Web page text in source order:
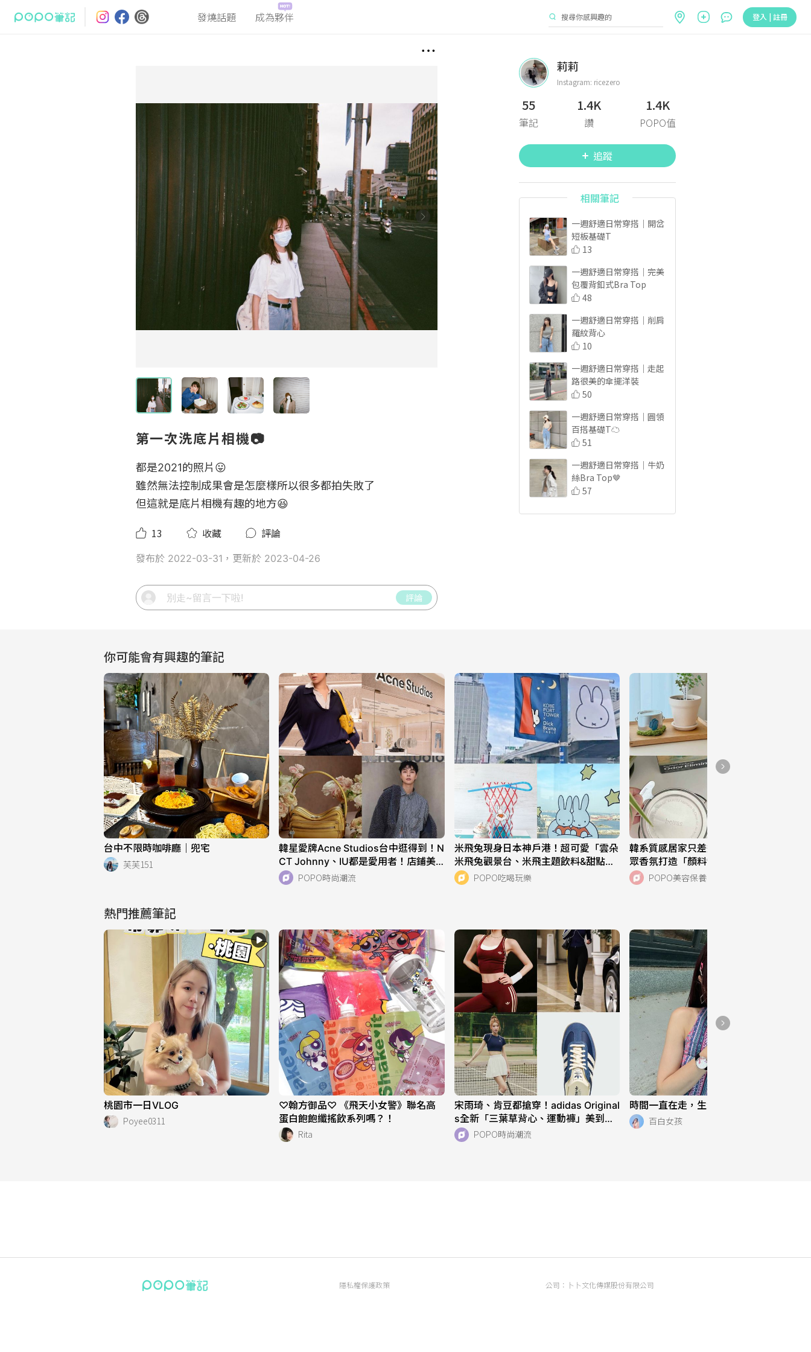
發燒話題 成為夥伴 登入 | 註冊
第一次洗底片相機📷
都是2021的照片😛
雖然無法控制成果會是怎麼樣所以很多都拍失敗了
但這就是底片相機有趣的地方😆
13 收藏 評論
發布於 2022-03-31，更新於 2023-04-26
評論
莉莉
Instagram: ricezero
55
筆記
1.4K
讚
1.4K
POPO值
追蹤
相關筆記
一週舒適日常穿搭｜開岔
短板基礎T
13
一週舒適日常穿搭｜完美
包覆背釦式Bra Top
48
一週舒適日常穿搭｜削肩
羅紋背心
10
一週舒適日常穿搭｜走起
路很美的傘擺洋裝
50
一週舒適日常穿搭｜圓領
百搭基礎T☁️
51
一週舒適日常穿搭｜牛奶
絲Bra Top🤎
57
偽露營🏕️中壢咖啡專門
旗艦店 挑選傢俱🪑
22
Extension 1 by 橘色｜
頂級單人鍋物
17
150小隻穿搭｜溫柔小姊
姊的針織套裝☁️
59
APIVITA愛用品：仙人掌
面膜、小紅油、茉莉花乳
液 19
法國隱藏版甜點：可思提
👨🏼‍🍳🇫🇷
過年期間就是要吃一蘭㊙️
8
中壢美食｜三訪💕大推給
朋友的手工pizza🍕：品
手感披薩
8
150小隻穿搭｜率性牛仔
套裝
11
150小隻穿搭｜要美也要
暖的針織裙🖤
60
你可能會有興趣的筆記
台中不限時咖啡廳｜兜宅
芙芙151
韓星愛牌Acne Studios台中逛得到！N
CT Johnny、IU都是愛用者！店鋪美
到像藝廊！
POPO時尚潮流
米飛兔現身日本神戶港！超可愛「雲朵
米飛兔觀景台、米飛主題飲料&甜點」
必拍亮點一次看！
POPO吃喝玩樂
韓系質感居家只差這一步！GD愛用小
眾香氛打造「顏料罐除臭劑」，潮濕悶
臭通通被吸淨、掛在牆上直接變藝術
品！
POPO美容保養
熱門推薦筆記
桃園市一日VLOG
Poyee0311
♡翰方御品♡ 《飛天小女警》聯名高
蛋白飽飽纖搖飲系列嗎？！
Rita
宋雨琦、肯豆都搶穿！adidas Original
s全新「三葉草背心、運動褲」美到想
天天穿！直接當日常穿也超適合！
POPO時尚潮流
時間一直在走，生活也是 ⌚️
百白女孩
隱私權保護政策
公司：卜卜文化傳媒股份有限公司